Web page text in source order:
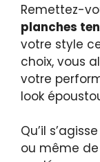
Remettez-
planches
votre style
choix, vous
votre
look
Qu’il
ou même